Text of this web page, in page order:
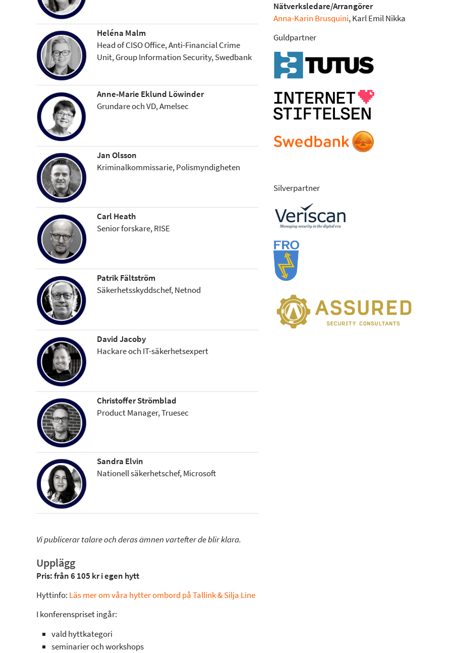
Heléna Malm
Head of CISO Office, Anti-Financial Crime
Unit, Group Information Security, Swedbank
Anne-Marie Eklund Löwinder
Grundare och VD, Amelsec
Jan Olsson
Kriminalkommissarie, Polismyndigheten
Carl Heath
Senior forskare, RISE
Patrik Fältström
Säkerhetsskyddschef, Netnod
David Jacoby
Hackare och IT-säkerhetsexpert
Christoffer Strömblad
Product Manager, Truesec
Sandra Elvin
Nationell säkerhetschef, Microsoft
Vi publicerar talare och deras ämnen vartefter de blir klara.
Upplägg
Pris: från 6 105 kr i egen hytt
Hyttinfo: Läs mer om våra hytter ombord på Tallink & Silja Line
I konferenspriset ingår:
vald hyttkategori
seminarier och workshops
Nätverksledare/Arrangörer
Anna-Karin Brusquini, Karl Emil Nikka
Guldpartner
Silverpartner